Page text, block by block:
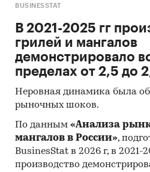
BUSINESSTAT
В 2021-2025 гг
грилей и мангалов
демонстрировало
пределах от 2,5 до
Неровная динамика была
рыночных шоков.
По данным «Анализа
мангалов в России»,
BusinesStat в 2026 г, в 2021-
производство